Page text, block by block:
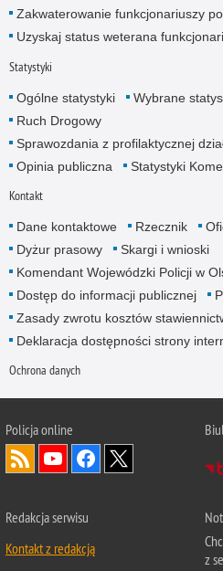
Zakwaterowanie funkcjonariuszy
Uzyskaj status weterana
Statystyki
Ogólne statystyki Wybrane
Ruch Drogowy
Sprawozdania z profilaktycznej
Opinia publiczna
Statystyki
Kontakt
Dane kontaktowe Rzecznik
Dyżur prasowy
Skargi i wnioski
Komendant Wojewódzki Policji w
Dostęp do informacji publicznej
Zasady zwrotu kosztów
Deklaracja dostępności strony
Ochrona danych
Policja online
Redakcja serwisu
Kontakt z redakcją
z